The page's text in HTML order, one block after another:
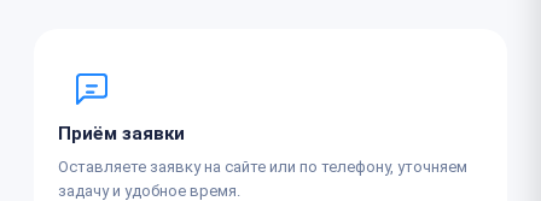
Приём заявки
Оставляете заявку на сайте или по телефону, уточняем
задачу и удобное время.